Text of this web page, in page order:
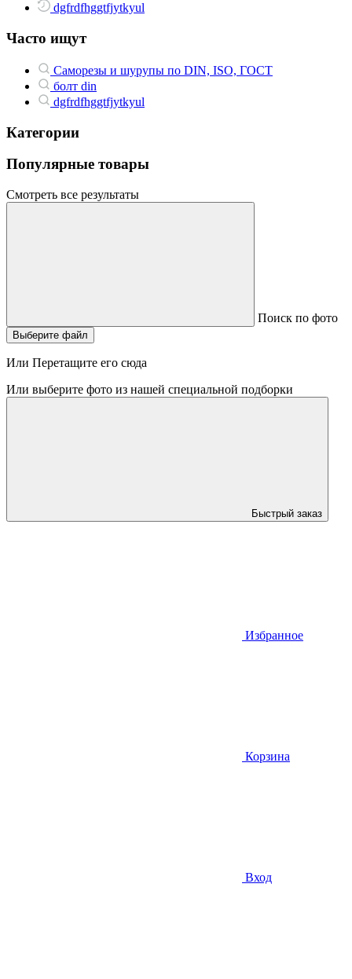
dgfrdfhggtfjytkyul
Часто ищут
Саморезы и шурупы по DIN, ISO, ГОСТ
болт din
dgfrdfhggtfjytkyul
Категории
Популярные товары
Смотреть все результаты
Поиск по фото
Выберите файл
Или Перетащите его сюда
Или выберите фото из нашей специальной подборки
Быстрый заказ
Избранное
Корзина
Вход